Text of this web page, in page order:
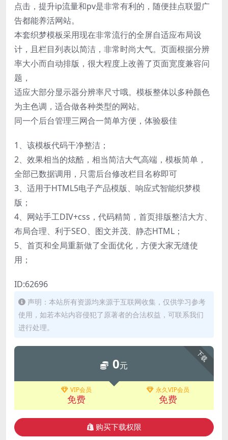
点击，提升ip流量和pv是非常有利的，随便挂点联盟广
告都能养活网站。
本套织梦模板采用现在非常流行的全屏自适应布局设
计，且栏目列表以简洁，非常时尚大气。页面根据分辨
率大小而自动排版，很大程度上改善了页面宽度兼容问
题，
适应大部分显示器分辨率尺寸哦。模板整体以多种颜色
为主色调，适合做各种类型的网站。
同一个后台管理三网合一简单方便，体验极佳
1、该模板代码干净整洁；
2、效果相当的炫酷，相当简洁大气高端，模板简单，
全部已数据调用，只需后台修改栏目名称即可
3、适用于HTML5电子产品模版、响应式智能织梦模
版；
4、网站手工DIV+css，代码精简，首页排版整洁大方、
布局合理、利于SEO、图文并茂、静态HTML；
5、首页和全局重新做了全面优化，方便大家无缝使
用；
ID:62696
声明：本站所有资源均来源于互联网收集，仅供学习参考
使用，如若本站内容侵犯了原著者的合法权益，可联系我们
进行处理。
下载
0元
VIP会员
免费
永久VIP会员
免费
购买下载权限